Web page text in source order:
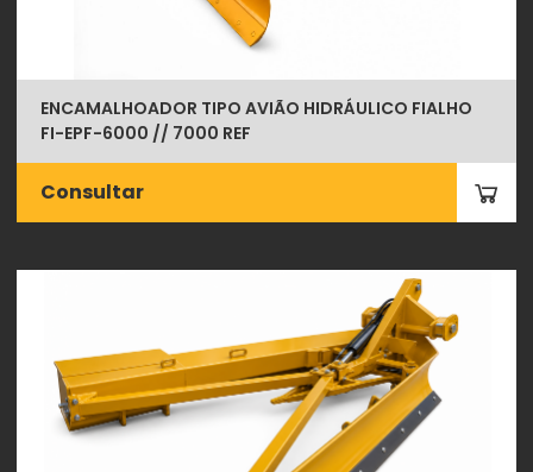
ENCAMALHOADOR TIPO AVIÃO HIDRÁULICO FIALHO
FI-EPF-6000 // 7000 REF
Consultar